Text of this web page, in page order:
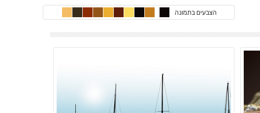
הצבעים בתמונה